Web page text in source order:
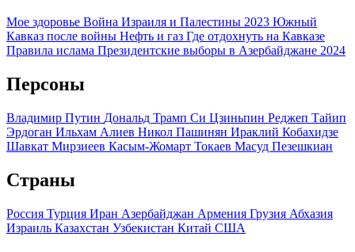
Мое здоровье Война Израиля и Палестины 2023 Южный
Кавказ после войны Нефть и газ Где отдохнуть на Кавказе
Правила ислама Президентские выборы в Азербайджане 2024
Персоны
Владимир Путин Дональд Трамп Си Цзиньпин Реджеп Тайип
Эрдоган Ильхам Алиев Никол Пашинян Ираклий Кобахидзе
Шавкат Мирзиеев Касым-Жомарт Токаев Масуд Пезешкиан
Страны
Россия Турция Иран Азербайджан Армения Грузия Абхазия
Израиль Казахстан Узбекистан Китай США